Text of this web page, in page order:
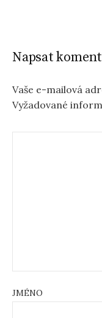
Napsat
Vaše e-mailová
Vyžadované
JMÉNO